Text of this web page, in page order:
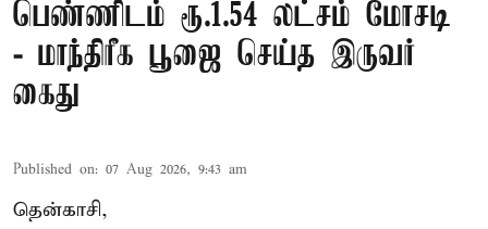
பெண்ணிடம் ரூ.1.54 லட்சம் மோசடி
- மாந்திரீக பூஜை செய்த இருவர்
கைது
Published on: 07 Aug 2026, 9:43 am
தென்காசி,